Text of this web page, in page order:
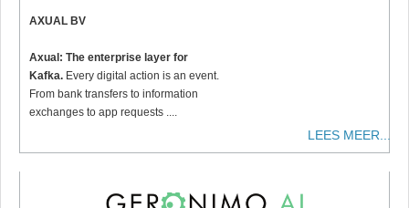
AXUAL BV
Axual: The enterprise layer for
Kafka. Every digital action is an event.
From bank transfers to information
exchanges to app requests ....
LEES MEER...